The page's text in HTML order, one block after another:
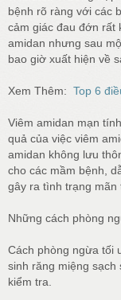
bệnh rõ ràng với các
cảm giác đau đớn rất
amidan nhưng sau
bao giờ xuất hiện về
Xem Thêm: Top 6
Viêm amidan mạn
quả của việc viêm
amidan không lưu
cho các mầm bệnh,
gây ra tình trạng mãn
Những cách phòng
Cách phòng ngừa tối
sinh răng miệng
kiểm tra.